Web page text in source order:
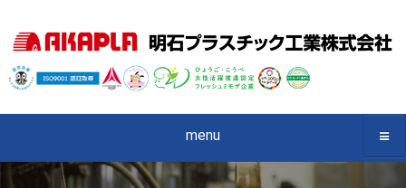
menu